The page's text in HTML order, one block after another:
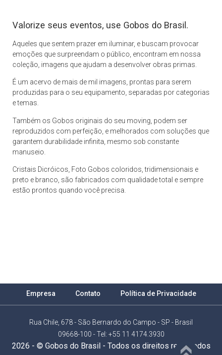
Valorize seus eventos, use Gobos do Brasil.
Aqueles que sentem prazer em iluminar, e buscam provocar
emoções que surpreendam o público, encontram em nossa
coleção, imagens que ajudam a desenvolver obras primas.
É um acervo de mais de mil imagens, prontas para serem
produzidas para o seu equipamento, separadas por categorias
e temas.
Também os Gobos originais do seu moving, podem ser
reproduzidos com perfeição, e melhorados com soluções que
garantem durabilidade infinita, mesmo sob constante
manuseio.
Cristais Dicróicos, Foto Gobos coloridos, tridimensionais e
preto e branco, são fabricados com qualidade total e sempre
estão prontos quando você precisa.
Empresa Contato Política de Privacidade
Rua Chile, 678 - São Bernardo do Campo - SP - Brasil
09668-100 - Tel: +55 11 4174.3930
2026 - © Gobos do Brasil - Todos os direitos reservados